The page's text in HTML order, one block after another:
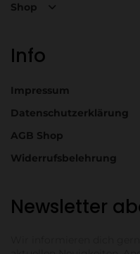
Shop
Info
Impressum
Datenschutzerklärung
AGB Shop
Widerrufsbelehrung
Newsletter